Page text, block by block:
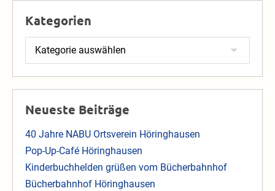
Kategorien
Kategorien
Neueste Beiträge
40 Jahre NABU Ortsverein Höringhausen
Pop-Up-Café Höringhausen
Kinderbuchhelden grüßen vom Bücherbahnhof
Bücherbahnhof Höringhausen